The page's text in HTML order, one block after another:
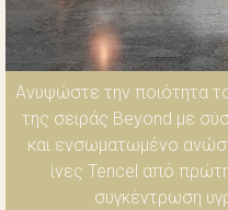
Ανυψώστε την ποιότητα
της σειράς Beyond με
και ενσωματωμένο
ίνες Tencel από
συγκέντρωση